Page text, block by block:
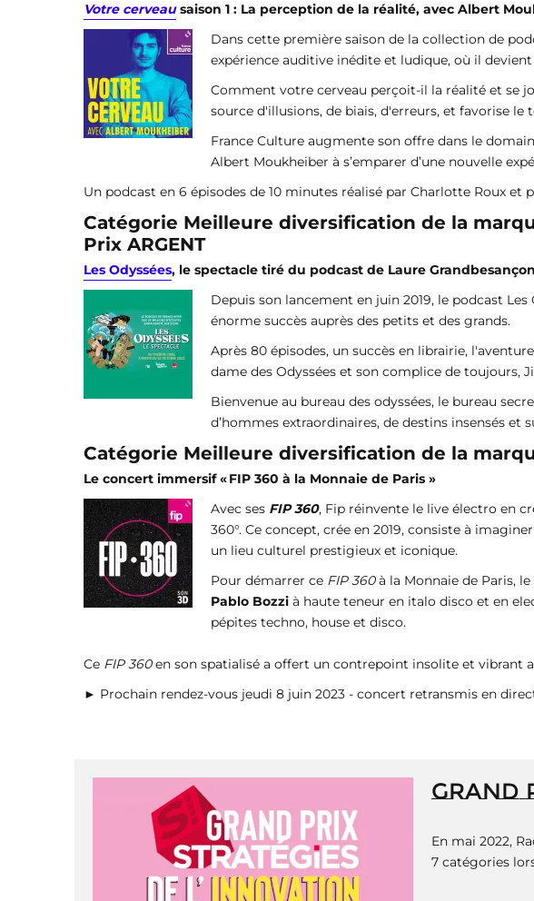
Votre cerveausaison 1 : La perception de la réalité, avec Albert
Dans cette première saison de la collection de
expérience auditive inédite et ludique, où il
Comment votre cerveau perçoit-il la réalité et se
source d'illusions, de biais, d'erreurs, et favorise le
France Culture augmente son offre dans le
Albert Moukheiber à s’emparer d’une nouvelle
Un podcast en 6 épisodes de 10 minutes réalisé par Charlotte Roux et
Catégorie Meilleure diversification de la
Prix ARGENT
Les Odyssées, le spectacle tiré du podcast de Laure
Depuis son lancement en juin 2019, le podcast
énorme succès auprès des petits et des grands.
Après 80 épisodes, un succès en librairie,
dame des Odyssées et son complice de toujours,
Bienvenue au bureau des odyssées, le bureau
d’hommes extraordinaires, de destins insensés et
Catégorie Meilleure diversification de la
Le concert immersif « FIP 360 à la Monnaie de Paris »
Avec ses FIP 360, Fip réinvente le live électro en
360°. Ce concept, crée en 2019, consiste à
un lieu culturel prestigieux et iconique.
Pour démarrer ce FIP 360à la Monnaie de Paris,
Pablo Bozzi à haute teneur en italo disco et en
pépites techno, house et disco.
Ce FIP 360en son spatialisé a offert un contrepoint insolite et vibrant
► Prochain rendez-vous jeudi 8 juin 2023 - concert retransmis en
GRAND
En mai 2022,
7 catégories